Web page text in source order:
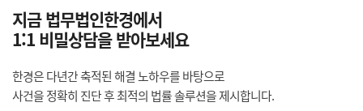
지금 법무법인한경에서
1:1 비밀상담을 받아보세요
한경은 다년간 축적된 해결 노하우를 바탕으로
사건을 정확히 진단 후 최적의 법률 솔루션을 제시합니다.